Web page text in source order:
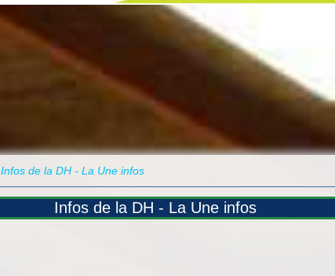
Infos de la DH - La Une infos
Infos de la DH - La Une infos